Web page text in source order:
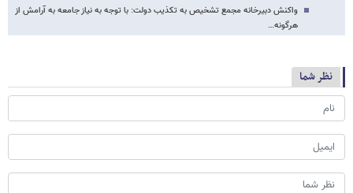
واکنش دبیرخانه مجمع تشخیص به تکذیب دولت: با توجه به نیاز جامعه به آرامش از
هرگونه…
نظر شما